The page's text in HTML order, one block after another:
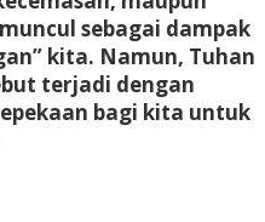
sebagai dampak
kita. Namun, Tuhan
terjadi dengan
bagi kita untuk